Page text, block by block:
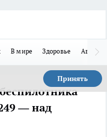
В мире Здоровье Авто
Принять
— над